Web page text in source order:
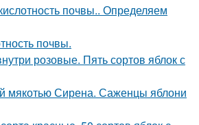
почвы.. Определяем
почвы.
розовые. Пять сортов яблок с
мякотью Сирена. Саженцы яблони